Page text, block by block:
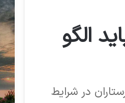
الگو
در شرایط